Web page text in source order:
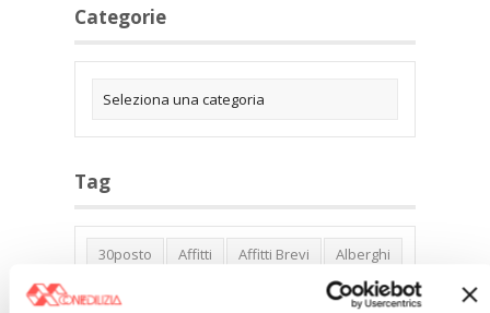
Categorie
Tag
30posto Affitti Affitti Brevi
Alberghi
Banca Woolwich